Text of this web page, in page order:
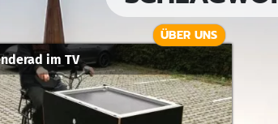
im TV
ÜBER UNS